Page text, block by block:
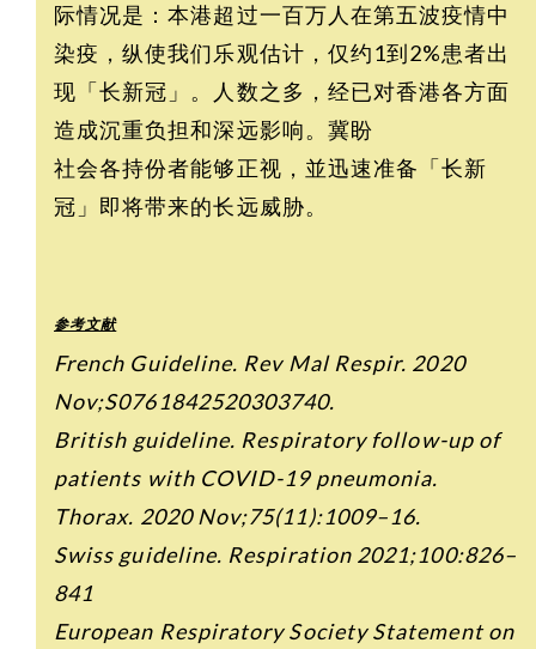
际情况是：本港超过一百万人在第五波疫情中
染疫，纵使我们乐观估计，仅约1到2%患者出
现「长新冠」。人数之多，经已对香港各方面
造成沉重负担和深远影响。冀盼
社会各持份者能够正视，並迅速准备「长新
冠」即将带来的长远威胁。
参考文献
French Guideline. Rev Mal Respir. 2020
Nov;S0761842520303740.
British guideline. Respiratory follow-up of
patients with COVID-19 pneumonia.
Thorax. 2020 Nov;75(11):1009–16.
Swiss guideline. Respiration 2021;100:826–
841
European Respiratory Society Statement on